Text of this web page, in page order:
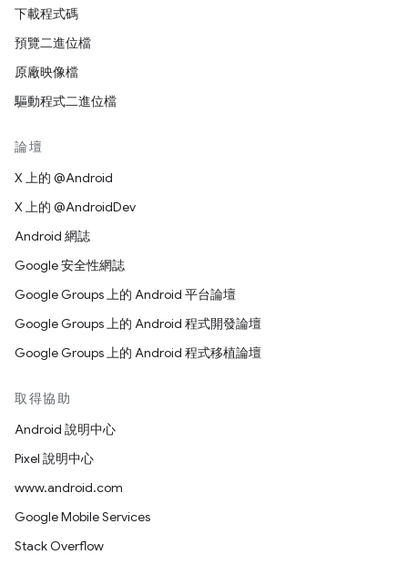
下載程式碼
預覽二進位檔
原廠映像檔
驅動程式二進位檔
論壇
X 上的 @Android
X 上的 @AndroidDev
Android 網誌
Google 安全性網誌
Google Groups 上的 Android 平台論壇
Google Groups 上的 Android 程式開發論壇
Google Groups 上的 Android 程式移植論壇
取得協助
Android 說明中心
Pixel 說明中心
www.android.com
Google Mobile Services
Stack Overflow